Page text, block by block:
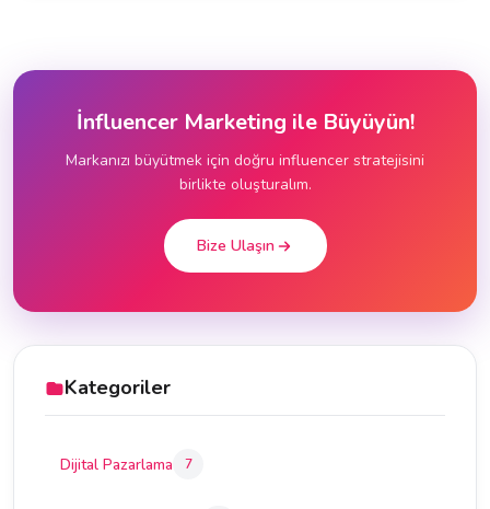
İnfluencer Marketing ile Büyüyün!
Markanızı büyütmek için doğru influencer stratejisini
birlikte oluşturalım.
Bize Ulaşın
Kategoriler
Dijital Pazarlama 7